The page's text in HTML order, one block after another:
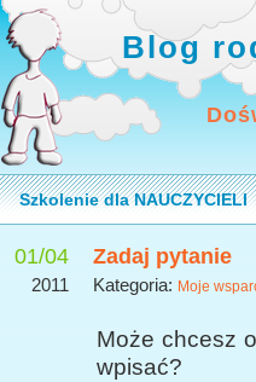
Blog
Szkolenie dla NAUCZYCIELI
01/04
2011
Zadaj pytanie
Kategoria: Moje
Może chcesz
wpisać?